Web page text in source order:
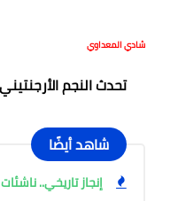
شادي المعداوي
تحدث النجم
شاهد أيضًا
إنجاز تاريخي..